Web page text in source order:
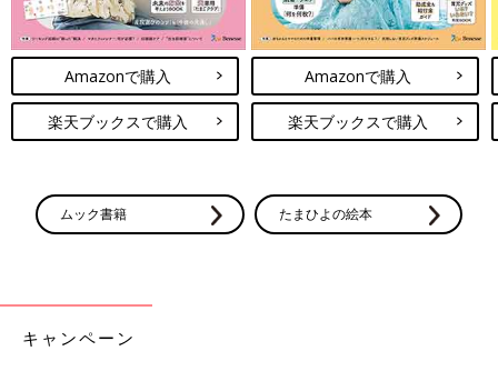
Amazonで購入
楽天ブックスで購入
Amazonで購入
楽天ブックスで購入
ムック書籍 たまひよの絵本
キャンペーン